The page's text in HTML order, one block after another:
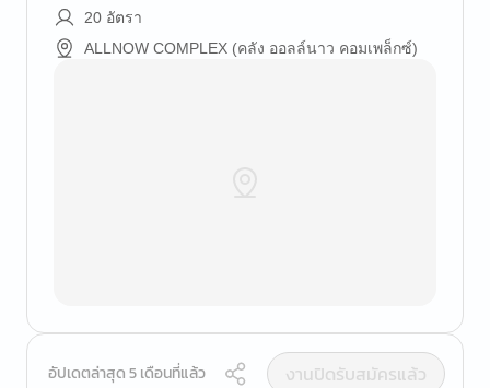
20 อัตรา
ALLNOW COMPLEX (คลัง ออลล์นาว คอมเพล็กซ์)
อัปเดตล่าสุด 5 เดือนที่แล้ว
งานปิดรับสมัครแล้ว